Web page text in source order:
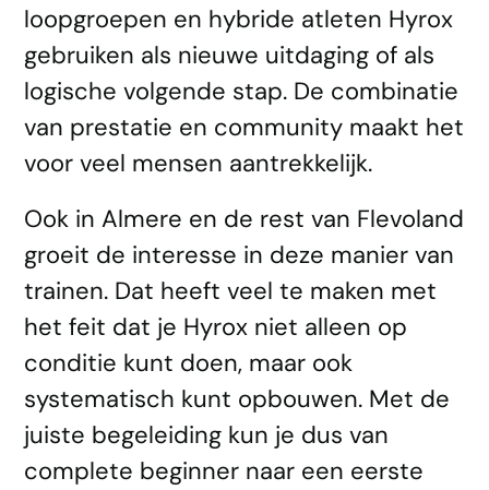
loopgroepen en hybride atleten Hyrox
gebruiken als nieuwe uitdaging of als
logische volgende stap. De combinatie
van prestatie en community maakt het
voor veel mensen aantrekkelijk.
Ook in Almere en de rest van Flevoland
groeit de interesse in deze manier van
trainen. Dat heeft veel te maken met
het feit dat je Hyrox niet alleen op
conditie kunt doen, maar ook
systematisch kunt opbouwen. Met de
juiste begeleiding kun je dus van
complete beginner naar een eerste